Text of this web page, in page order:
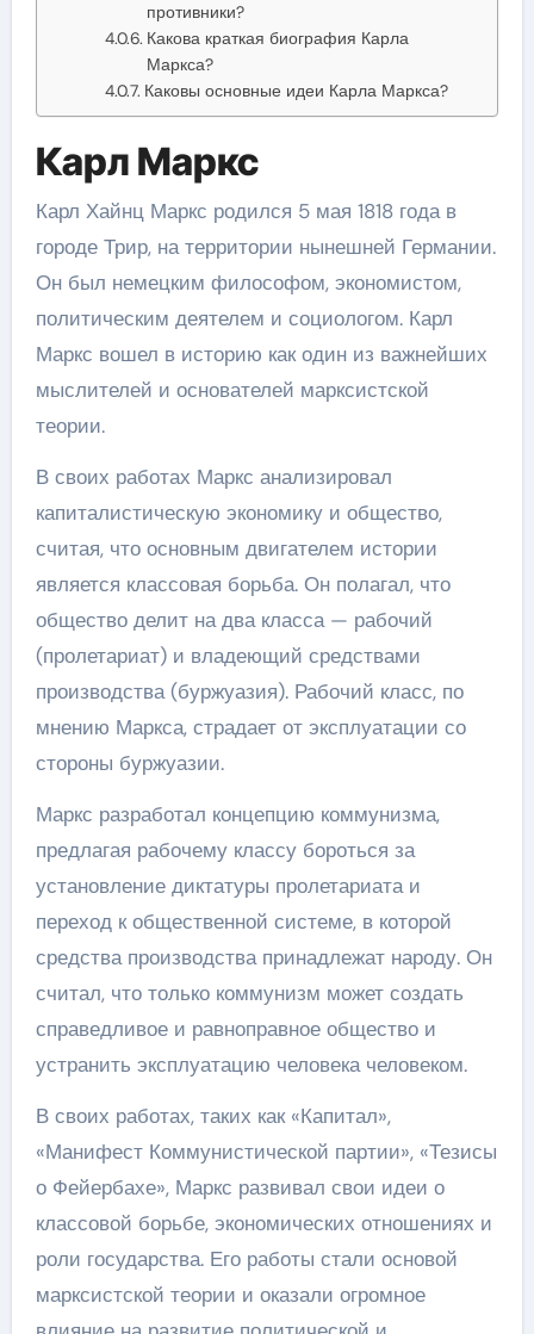
противники?
Какова краткая биография Карла
Маркса?
Каковы основные идеи Карла Маркса?
Карл Маркс
Карл Хайнц Маркс родился 5 мая 1818 года в
городе Трир, на территории нынешней Германии.
Он был немецким философом, экономистом,
политическим деятелем и социологом. Карл
Маркс вошел в историю как один из важнейших
мыслителей и основателей марксистской
теории.
В своих работах Маркс анализировал
капиталистическую экономику и общество,
считая, что основным двигателем истории
является классовая борьба. Он полагал, что
общество делит на два класса — рабочий
(пролетариат) и владеющий средствами
производства (буржуазия). Рабочий класс, по
мнению Маркса, страдает от эксплуатации со
стороны буржуазии.
Маркс разработал концепцию коммунизма,
предлагая рабочему классу бороться за
установление диктатуры пролетариата и
переход к общественной системе, в которой
средства производства принадлежат народу. Он
считал, что только коммунизм может создать
справедливое и равноправное общество и
устранить эксплуатацию человека человеком.
В своих работах, таких как «Капитал»,
«Манифест Коммунистической партии», «Тезисы
о Фейербахе», Маркс развивал свои идеи о
классовой борьбе, экономических отношениях и
роли государства. Его работы стали основой
марксистской теории и оказали огромное